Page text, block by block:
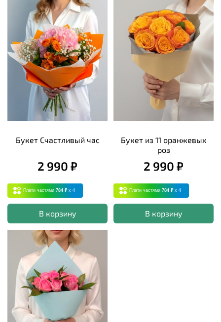
Букет Счастливый час
2 990 ₽
Плати частями 784 ₽ x 4
В корзину
Букет из 11 оранжевых
роз
2 990 ₽
Плати частями 784 ₽ x 4
В корзину